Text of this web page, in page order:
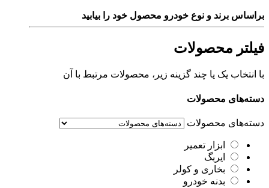
براساس برند و نوع خودرو محصول خود را بیابید
فیلتر محصولات
با انتخاب یک یا چند گزینه زیر، محصولات مرتبط با آن
دسته‌های محصولات
دسته‌های محصولات
ابزار تعمیر
ایربگ
بخاری و کولر
بدنه خودرو